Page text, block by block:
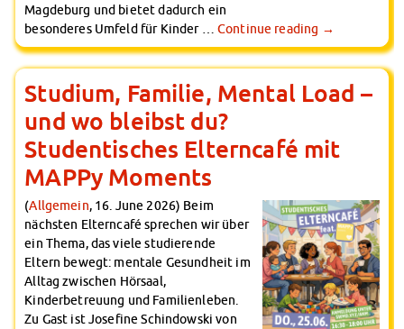
Staff Committee
Location Map
Vacancies
Contact Persons
Imprint
Datenschutzerklärung
Magdeburg und bietet dadurch ein
besonderes Umfeld für Kinder … Continue reading →
Studium, Familie, Mental Load –
und wo bleibst du?
Studentisches Elterncafé mit
MAPPy Moments
(Allgemein, 16. June 2026) Beim
nächsten Elterncafé sprechen wir über
ein Thema, das viele studierende
Eltern bewegt: mentale Gesundheit im
Alltag zwischen Hörsaal,
Kinderbetreuung und Familienleben.
Zu Gast ist Josefine Schindowski von